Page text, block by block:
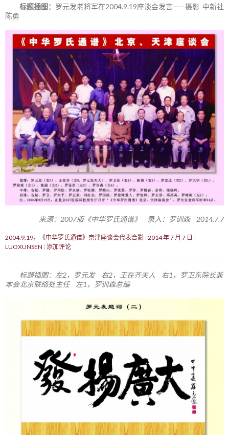
标题插图： 罗元发老将军在2004.9.19座谈会发言——摄影 中新社
陈勇
来源：2007版《中华罗氏通谱》 录入：罗训森 2014.7.7
2004.9.19，《中华罗氏通谱》京津座谈会代表合影 2014 年 7 月 7 日
LUOXUNSEN 添加评论
标题插图：左2，罗元发 右2，王在齐夫人 右1，罗卫东院长兼
本会北京联络处主任 左1，罗训森总编